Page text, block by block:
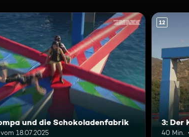
und die Schokoladenfabrik
18.07.2025
12
3: Der
40 Min.